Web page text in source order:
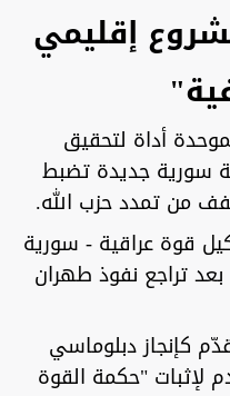
إقليمي
أداة لتحقيق
سورية جديدة تضبط
من تمدد حزب الله.
قوة عراقية - سورية
تراجع نفوذ طهران
كإنجاز دبلوماسي
لإثبات "حكمة القوة